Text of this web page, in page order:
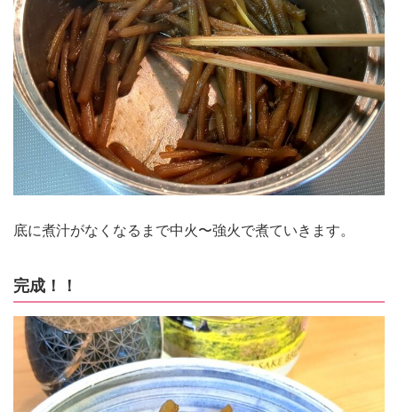
底に煮汁がなくなるまで中火〜強火で煮ていきます。
完成！！